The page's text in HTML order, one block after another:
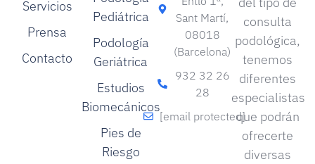
Servicios
Prensa
Contacto
Pediátrica
Podología
Geriátrica
Estudios
Biomecánicos
Pies de
Riesgo
Sant Martí,
08018
(Barcelona)
932 32 26
28
[email protected]
consulta
podológica,
tenemos
diferentes
especialistas
que podrán
ofrecerte
diversas